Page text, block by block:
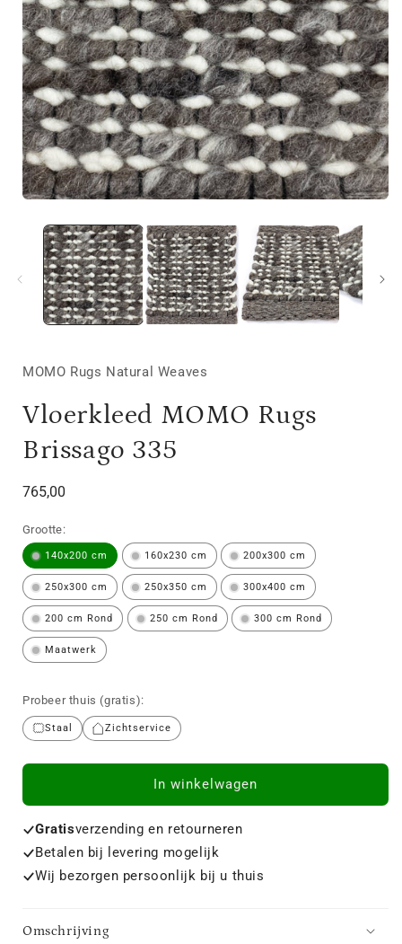
openen
modaal
MOMO Rugs Natural Weaves
Vloerkleed MOMO Rugs
Brissago 335
Normale
765,00
Grootte:
140x200 cm 160x230 cm 200x300 cm
250x300 cm 250x350 cm 300x400 cm
200 cm Rond 250 cm Rond 300 cm Rond
Maatwerk
Probeer thuis (gratis):
Staal Zichtservice
In winkelwagen
Gratisverzending en retourneren
Betalen bij levering mogelijk
Wij bezorgen persoonlijk bij u thuis
Omschrijving